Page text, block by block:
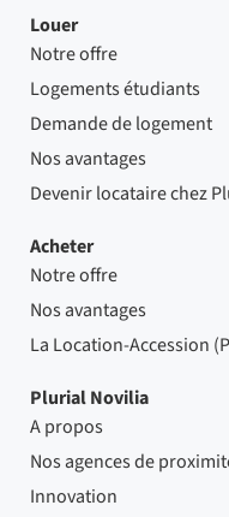
Louer
Notre offre
Logements étudiants
Demande de logement
Nos avantages
Devenir locataire chez
Acheter
Notre offre
Nos avantages
La Location-Accession
Plurial Novilia
A propos
Nos agences de
Innovation